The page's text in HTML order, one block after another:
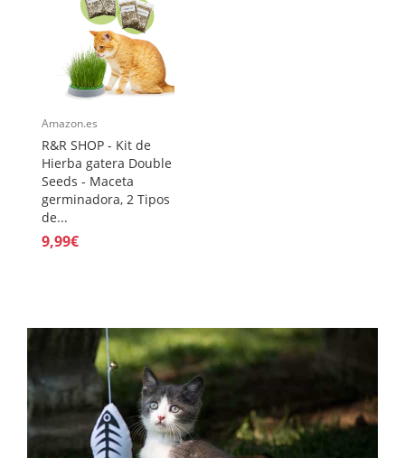
Amazon.es
R&R SHOP - Kit de
Hierba gatera Double
Seeds - Maceta
germinadora, 2 Tipos
de...
9,99€